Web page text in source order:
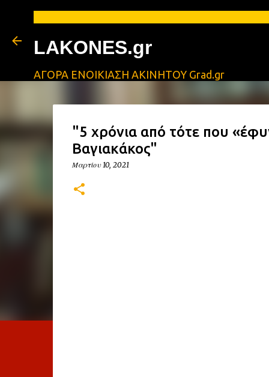
LAKONES.gr
ΑΓΟΡΑ ΕΝΟΙΚΙΑΣΗ ΑΚΙΝΗΤΟΥ Grad.gr
"5 χρόνια από τότε που
Βαγιακάκος"
Μαρτίου 10, 2021